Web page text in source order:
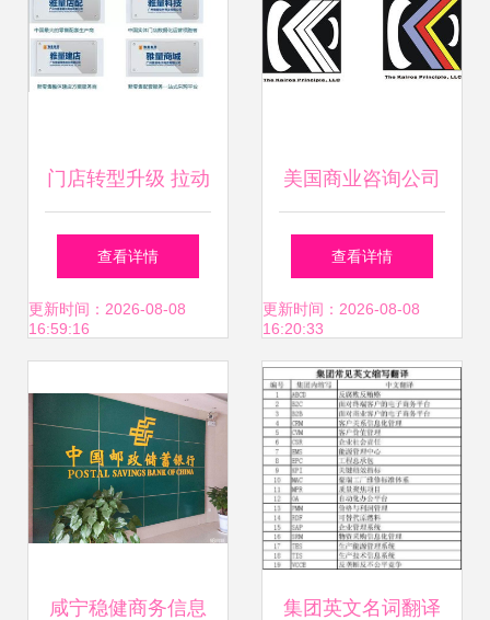
检视公私部门的策
略耦合趋势与均衡
索分析典型案例交
互指标验证价值影
响因子挑战解析年
度战略性集成理论
宏观转型通路的非
线性过程机制综理
概览之一项目融合
门店转型升级 拉动
销售业绩的引擎与
商务信息咨询的重
查看详情
更新时间：2026-08-08
16:59:16
美国商业咨询公司
Logo设计 打造高
端商务信息咨询品
牌形象
查看详情
更新时间：2026-08-08
16:20:33
咸宁稳健商务信息 集团英文名词翻译